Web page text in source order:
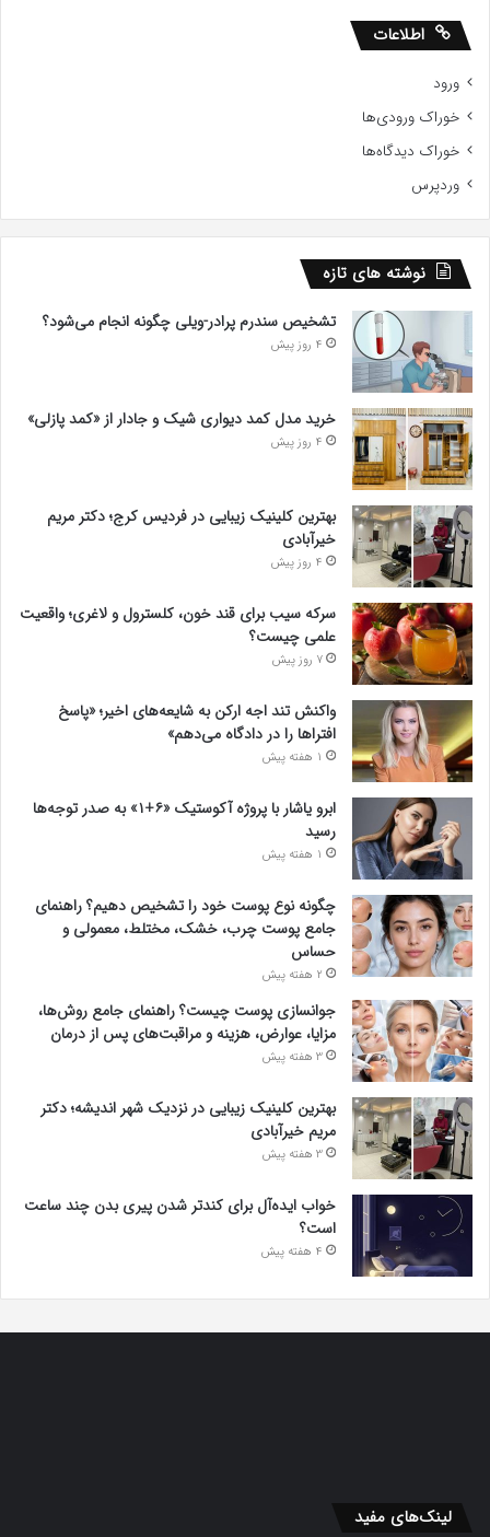
اطلاعات
ورود
خوراک ورودی‌ها
خوراک دیدگاه‌ها
وردپرس
نوشته های تازه
تشخیص سندرم پرادر-ویلی چگونه انجام می‌شود؟
4 روز پیش
خرید مدل کمد دیواری شیک و جادار از «کمد پازلی»
4 روز پیش
بهترین کلینیک زیبایی در فردیس کرج؛ دکتر مریم
خیرآبادی
4 روز پیش
سرکه سیب برای قند خون، کلسترول و لاغری؛ واقعیت
علمی چیست؟
7 روز پیش
واکنش تند اجه ارکن به شایعه‌های اخیر؛ «پاسخ
افتراها را در دادگاه می‌دهم»
1 هفته پیش
ابرو یاشار با پروژه آکوستیک «۶+۱» به صدر توجه‌ها
رسید
1 هفته پیش
چگونه نوع پوست خود را تشخیص دهیم؟ راهنمای
جامع پوست چرب، خشک، مختلط، معمولی و
حساس
2 هفته پیش
جوانسازی پوست چیست؟ راهنمای جامع روش‌ها،
مزایا، عوارض، هزینه و مراقبت‌های پس از درمان
3 هفته پیش
بهترین کلینیک زیبایی در نزدیک شهر اندیشه؛ دکتر
مریم خیرآبادی
3 هفته پیش
خواب ایده‌آل برای کندتر شدن پیری بدن چند ساعت
است؟
4 هفته پیش
لینک‌های مفید